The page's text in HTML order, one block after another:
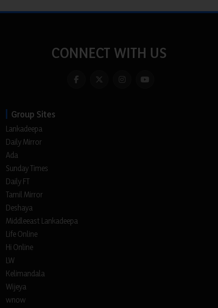
CONNECT WITH US
Group Sites
Lankadeepa
Daily Mirror
Ada
Sunday Times
Daily FT
Tamil Mirror
Deshaya
Middleeast Lankadeepa
Life Online
Hi Online
LW
Kelimandala
Wijeya
wnow